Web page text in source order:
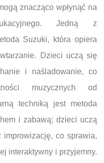
znacząco wpłynąć na
Jedną z
Suzuki, która opiera
Dzieci uczą się
i naśladowanie, co
muzycznych od
techniką jest metoda
i zabawą; dzieci uczą
co sprawia,
interaktywny i przyjemny.